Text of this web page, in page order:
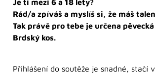
Je ti mezi 6 a 18 lety?
Rád/a zpíváš a myslíš si, že máš
Tak právě pro tebe je určena
Brdský kos.
Přihlášení do soutěže je snadné, stačí